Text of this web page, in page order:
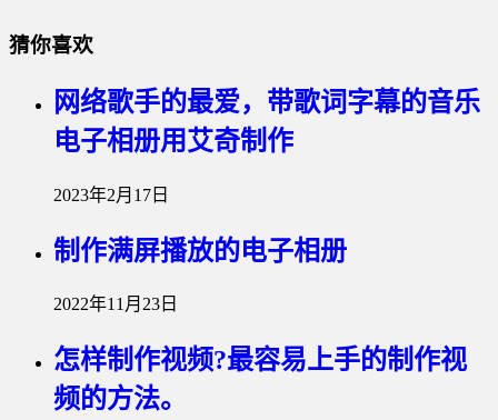
猜你喜欢
网络歌手的最爱，带歌词字幕的音乐
电子相册用艾奇制作
2023年2月17日
制作满屏播放的电子相册
2022年11月23日
怎样制作视频?最容易上手的制作视
频的方法。